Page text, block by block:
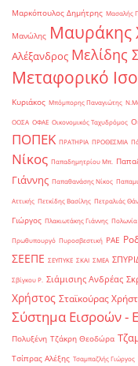
Μαρκόπουλος Δημήτρης Μασαλής
Μανώλης Μαυράκης
Αλέξανδρος Μελίδης
Μεταφορικό
Κυριάκος Μπόμπορης Παναγιώτης
ΟΟΣΑ ΟΦΑΕ Οικονομικός Ταχυδρόμος
ΠΟΠΕΚ ΠΡΑΤΗΡΙΑ ΠΡΟΘΕΣΜΙΑ
Νίκος Παπαδημητρίου Μπ.
Γιάννης Παπαθανάσης Νίκος
Αττικής Πετκίδης Βασίλης Πετραλιάς
Γιώργος Πλακιωτάκης Γιάννης Πολωνία
Πρωθυπουργό Πυροσβεστική ΡΑΕ
ΣΕΕΠΕ ΣΕΥΠΥΚΕ ΣΚΑΙ ΣΜΕΑ
Σβίγκου Ρ. Σιάμισιης Ανδρέας
Χρήστος Σταϊκούρας
Σύστημα Εισροών -
Πολυξένη Τζάκρη Θεοδώρα
Τσίπρας Αλέξης Τσαμπαζλής Γιώργος